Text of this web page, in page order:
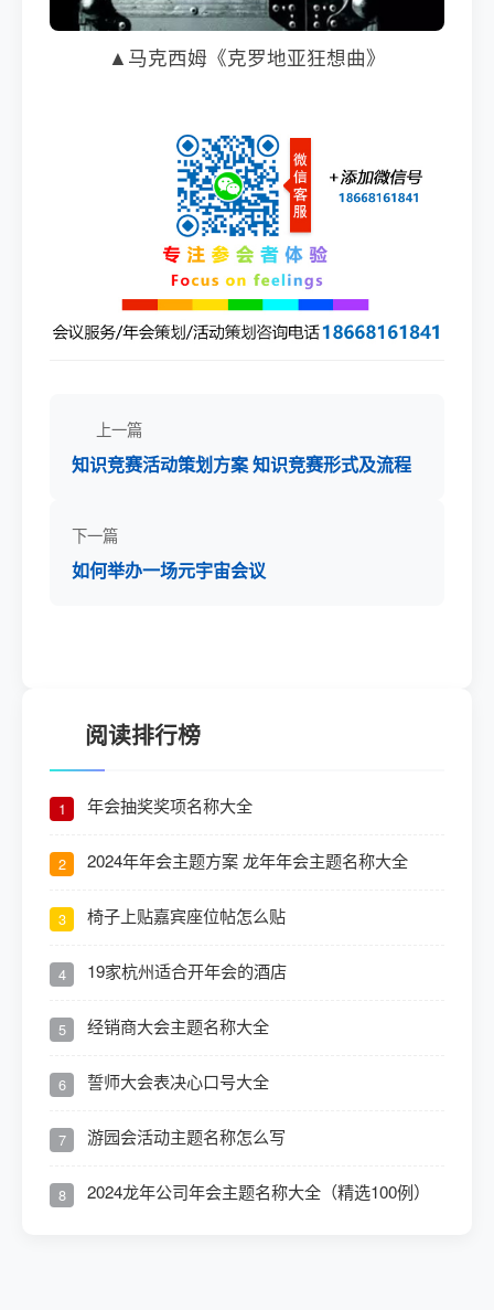
▲马克西姆《克罗地亚狂想曲》
上一篇
知识竞赛活动策划方案 知识竞赛形式及流程
下一篇
如何举办一场元宇宙会议
阅读排行榜
1 年会抽奖奖项名称大全
2 2024年年会主题方案 龙年年会主题名称大全
3 椅子上贴嘉宾座位帖怎么贴
4 19家杭州适合开年会的酒店
5 经销商大会主题名称大全
6 誓师大会表决心口号大全
7 游园会活动主题名称怎么写
8 2024龙年公司年会主题名称大全（精选100例）